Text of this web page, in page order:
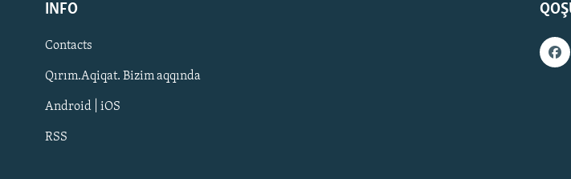
Українською
QOŞULIÑIZ!
INFO
Contacts
Qırım.Aqiqat. Bizim aqqında
Android | iOS
RSS